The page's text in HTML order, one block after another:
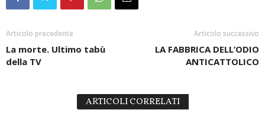
Articolo precedente
La morte. Ultimo tabù
della TV
Articolo successivo
LA FABBRICA DELL’ODIO
ANTICATTOLICO
ARTICOLI CORRELATI